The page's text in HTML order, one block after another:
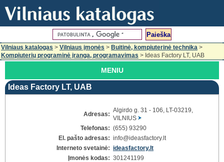
Vilniaus katalogas > Vilniaus įmonės > Buitinė, kompiuterinė technika >
Kompiuterių programinė įranga, programavimas > Ideas Factory LT, UAB
MENIU
Ideas Factory LT, UAB
Adresas:
Algirdo g. 31 - 106, LT-03219,
VILNIUS
Telefonas: (655) 93290
El. pašto adresas: info@ideasfactory.lt
Interneto svetainė: ideasfactory.lt
Įmonės kodas: 301241199